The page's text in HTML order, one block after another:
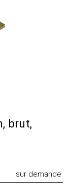
brut,
sur demande